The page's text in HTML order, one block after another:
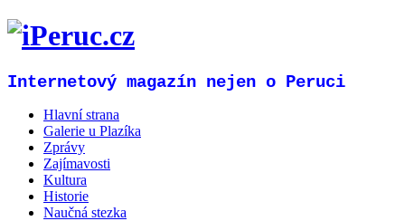
Internetový magazín nejen o Peruci
Hlavní strana
Galerie u Plazíka
Zprávy
Zajímavosti
Kultura
Historie
Naučná stezka